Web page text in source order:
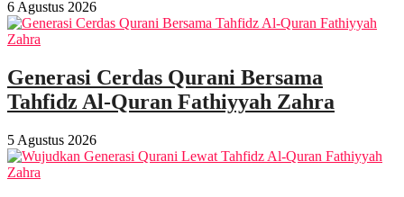
6 Agustus 2026
Generasi Cerdas Qurani Bersama
Tahfidz Al-Quran Fathiyyah Zahra
5 Agustus 2026